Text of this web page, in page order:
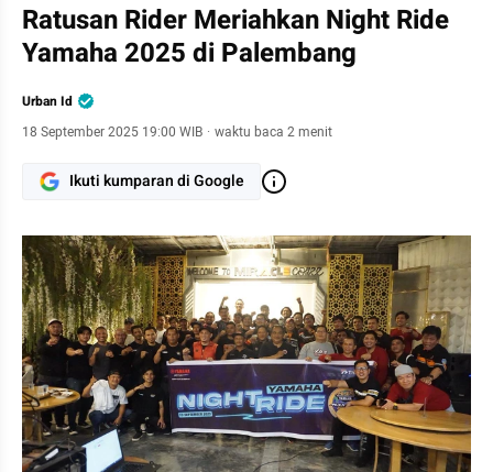
Ratusan Rider Meriahkan Night Ride
Yamaha 2025 di Palembang
Urban Id
18 September 2025 19:00 WIB · waktu baca 2 menit
Ikuti kumparan di Google